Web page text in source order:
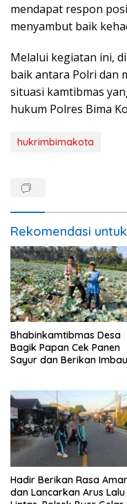
mendapat respon
menyambut baik
Melalui kegiatan ini,
baik antara Polri dan
situasi kamtibmas
hukum Polres Bima
hukrimbimakota
Rekomendasi
Bhabinkamtibmas Desa
Bagik Papan Cek Panen
Sayur dan Berikan
Hadir Berikan Rasa
dan Lancarkan Arus Lalu